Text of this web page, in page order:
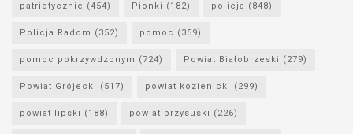
patriotycznie (454) Pionki (182) policja (848)
Policja Radom (352) pomoc (359)
pomoc pokrzywdzonym (724) Powiat Białobrzeski (279)
Powiat Grójecki (517) powiat kozienicki (299)
powiat lipski (188) powiat przysuski (226)